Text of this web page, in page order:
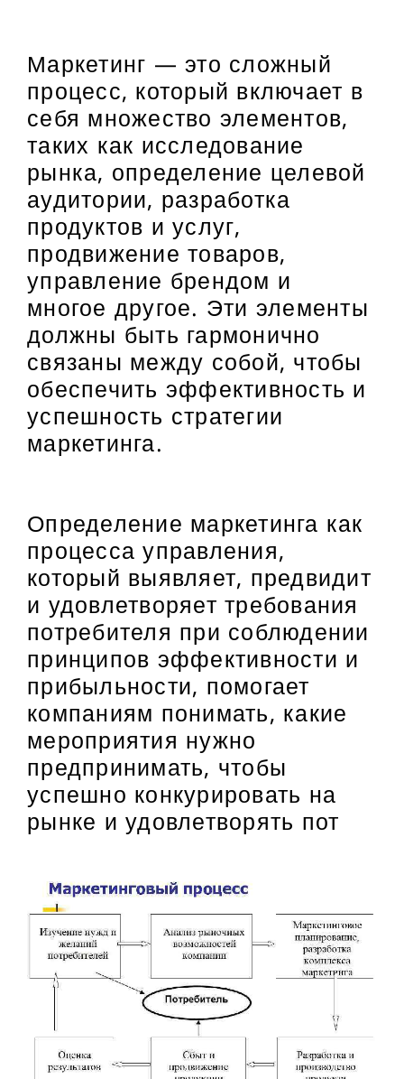
Маркетинг — это сложный
процесс, который включает в
себя множество элементов,
таких как исследование
рынка, определение целевой
аудитории, разработка
продуктов и услуг,
продвижение товаров,
управление брендом и
многое другое. Эти элементы
должны быть гармонично
связаны между собой, чтобы
обеспечить эффективность и
успешность стратегии
маркетинга.
Определение маркетинга как
процесса управления,
который выявляет, предвидит
и удовлетворяет требования
потребителя при соблюдении
принципов эффективности и
прибыльности, помогает
компаниям понимать, какие
мероприятия нужно
предпринимать, чтобы
успешно конкурировать на
рынке и удовлетворять пот